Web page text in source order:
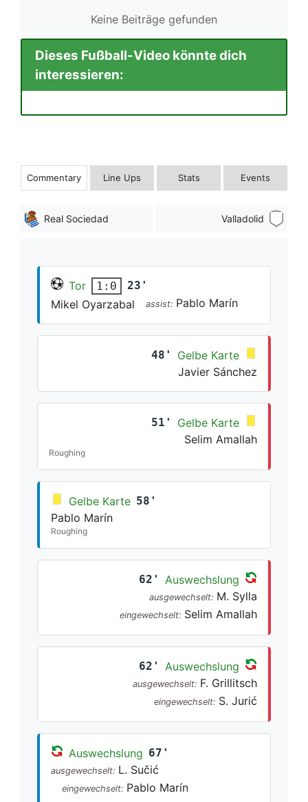
Keine Beiträge gefunden
Dieses Fußball-Video könnte dich
interessieren:
Commentary Line Ups Stats Events
Real Sociedad Valladolid
Tor 1:0 23'
Mikel Oyarzabal assist: Pablo Marín
48'
Gelbe Karte
Javier Sánchez
51'
Gelbe Karte
Selim Amallah
Roughing
Gelbe Karte 58'
Pablo Marín
Roughing
62' Auswechslung
ausgewechselt: M. Sylla
eingewechselt: Selim Amallah
62' Auswechslung
ausgewechselt: F. Grillitsch
eingewechselt: S. Jurić
Auswechslung 67'
ausgewechselt: L. Sučić
eingewechselt: Pablo Marín